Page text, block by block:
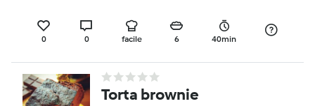
0 0 facile 6 40min
Torta brownie